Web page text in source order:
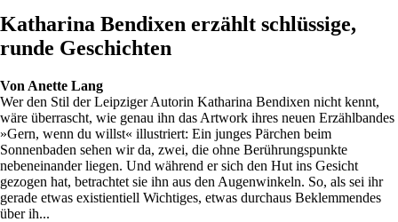
Katharina Bendixen erzählt schlüssige,
runde Geschichten
Von Anette Lang
Wer den Stil der Leipziger Autorin Katharina Bendixen nicht kennt,
wäre überrascht, wie genau ihn das Artwork ihres neuen Erzählbandes
»Gern, wenn du willst« illustriert: Ein junges Pärchen beim
Sonnenbaden sehen wir da, zwei, die ohne Berührungspunkte
nebeneinander liegen. Und während er sich den Hut ins Gesicht
gezogen hat, betrachtet sie ihn aus den Augenwinkeln. So, als sei ihr
gerade etwas existientiell Wichtiges, etwas durchaus Beklemmendes
über ih...